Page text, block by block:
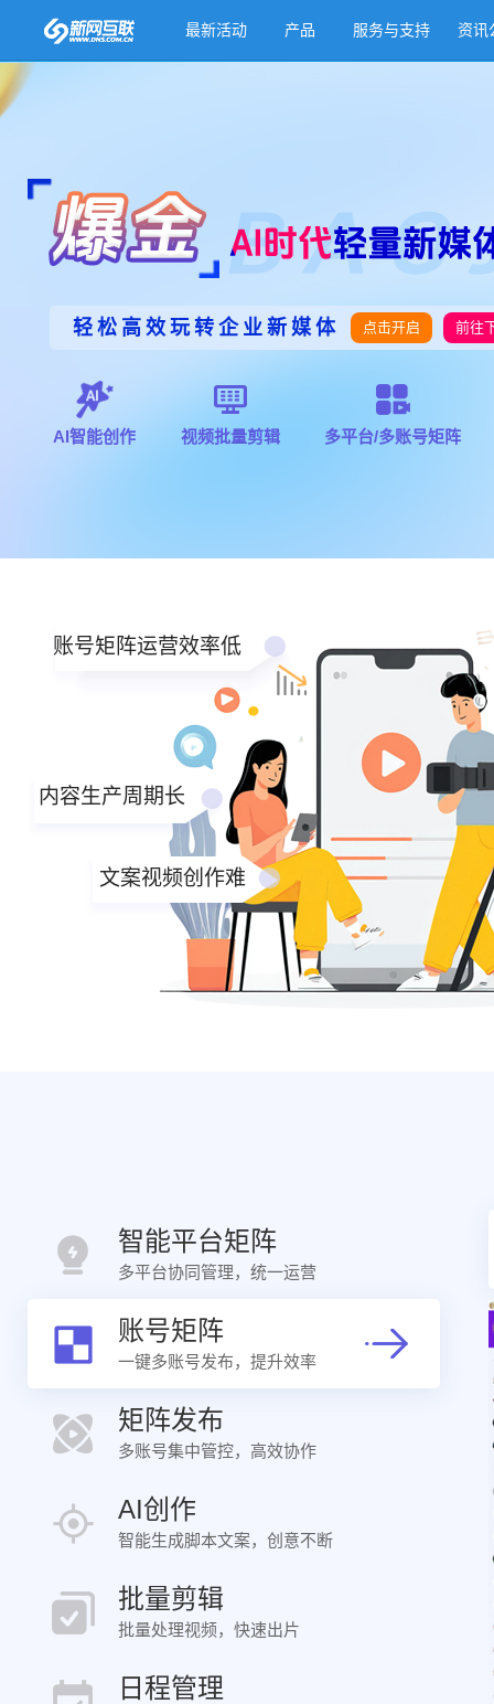
最新活动 产品 服务与支持 资讯
轻松高效玩转企业新媒体 前往
点击开启
AI智能创作 视频批量剪辑 多平台/多账号矩阵
账号矩阵运营效率低
内容生产周期长
文案视频创作难
智能平台矩阵
多平台协同管理，统一运营
账号矩阵
一键多账号发布，提升效率
矩阵发布
多账号集中管控，高效协作
AI创作
智能生成脚本文案，创意不断
批量剪辑
批量处理视频，快速出片
日程管理